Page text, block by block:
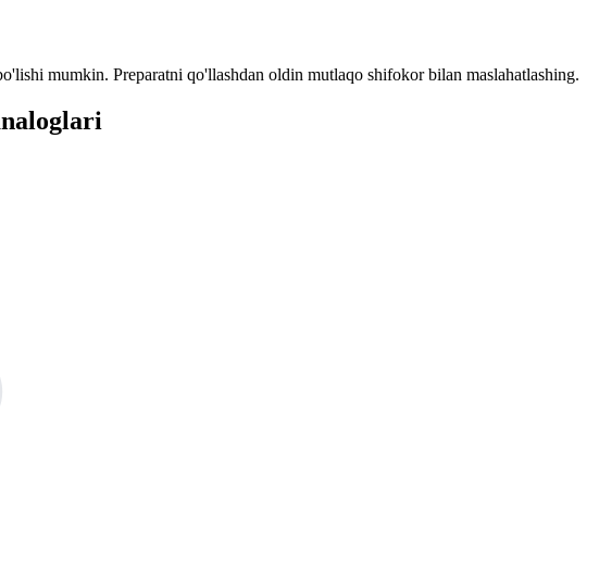
mumkin. Preparatni qo'llashdan oldin mutlaqo shifokor bilan maslahatlashing.